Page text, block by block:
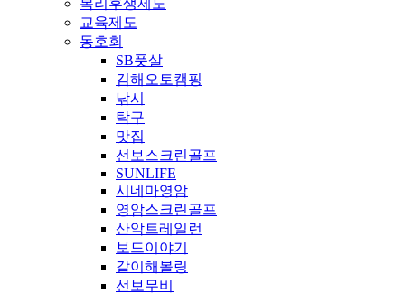
교육제도
동호회
SB풋살
김해오토캠핑
낚시
탁구
맛집
선보스크린골프
SUNLIFE
시네마영암
영암스크린골프
산악트레일런
보드이야기
같이해볼링
선보무비